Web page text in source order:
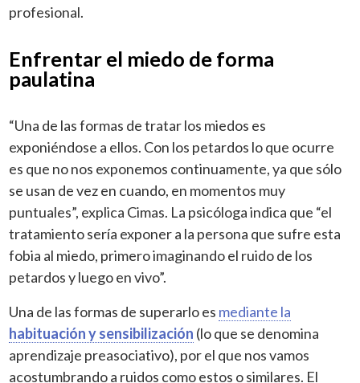
profesional.
Enfrentar el miedo de forma
paulatina
“Una de las formas de tratar los miedos es
exponiéndose a ellos. Con los petardos lo que ocurre
es que no nos exponemos continuamente, ya que sólo
se usan de vez en cuando, en momentos muy
puntuales”, explica Cimas. La psicóloga indica que “el
tratamiento sería exponer a la persona que sufre esta
fobia al miedo, primero imaginando el ruido de los
petardos y luego en vivo”.
Una de las formas de superarlo es mediante la
habituación y sensibilización (lo que se denomina
aprendizaje preasociativo), por el que nos vamos
acostumbrando a ruidos como estos o similares. El